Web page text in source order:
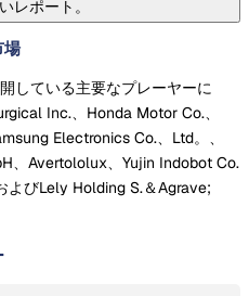
レポート。
場
している主要なプレーヤーに
Inc.、Honda Motor Co.、
Electronics Co.、Ltd。、
、Avertololux、Yujin Indobot Co.
びLely Holding S.＆Agrave;